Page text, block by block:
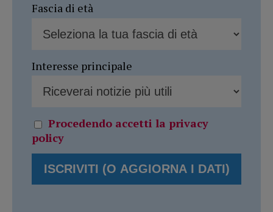
Fascia di età
Interesse principale
Procedendo accetti la privacy
policy